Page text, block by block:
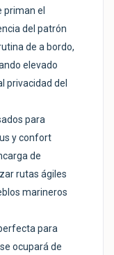
el
del patrón
de a bordo,
elevado
privacidad del
para
y confort
de
rutas ágiles
marineros
para
ocupará de